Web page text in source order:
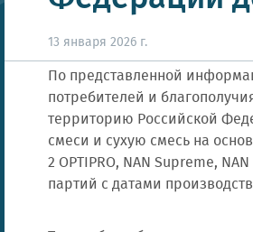
13 января 2026 г.
По представленной
потребителей и
территорию Российской
смеси и сухую смесь на
2 OPTIPRO, NAN Supreme,
партий с датами